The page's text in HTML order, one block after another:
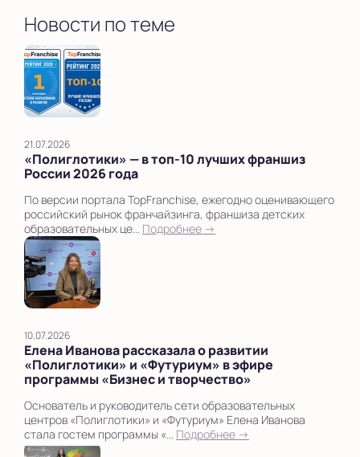
Новости по теме
21.07.2026
«Полиглотики» — в топ‑10 лучших франшиз
России 2026 года
По версии портала TopFranchise, ежегодно оценивающего
российский рынок франчайзинга, франшиза детских
образовательных це... Подробнее →
10.07.2026
Елена Иванова рассказала о развитии
«Полиглотики» и «Футуриум» в эфире
программы «Бизнес и творчество»
Основатель и руководитель сети образовательных
центров «Полиглотики» и «Футуриум» Елена Иванова
стала гостем программы «... Подробнее →